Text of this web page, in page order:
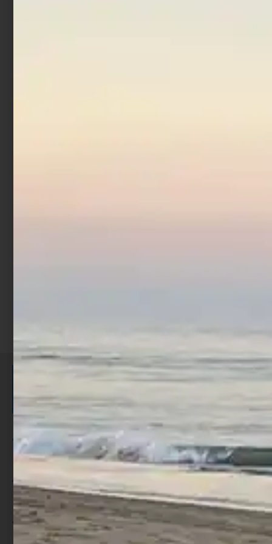
ISCRIVITI E RICEVI 3,50€ DI
SCONTO >
Per ogni acquisto accumuli ulteriori
punti;
Utilizza i punti per ricevere uno
sconto;
I punti sono indicati nella pagina